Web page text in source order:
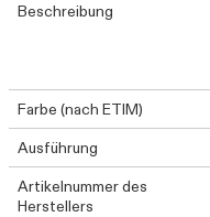
Beschreibung
Farbe (nach ETIM)
Ausführung
Artikelnummer des
Herstellers